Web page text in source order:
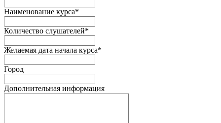
Наименование курса*
Количество слушателей*
Желаемая дата начала курса*
Город
Дополнительная информация